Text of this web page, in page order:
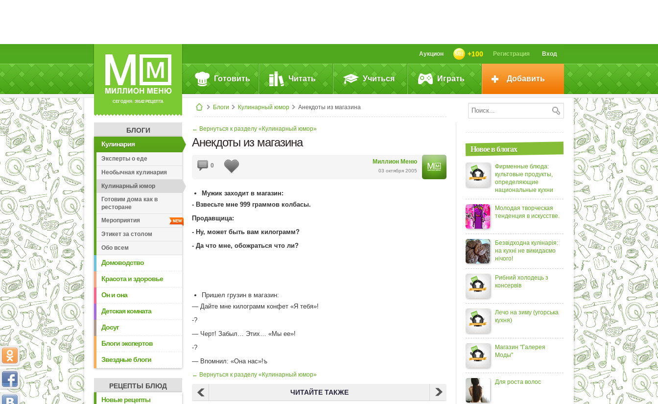
СЕГОДНЯ: 39142 РЕЦЕПТА
Вход
Регистрация
+100
Аукцион
Готовить Читать Учиться Играть Добавить
Блоги Кулинарный юмор Анекдоты из магазина
БЛОГИ
Кулинария
Эксперты о еде
Необычная кулинария
Кулинарный юмор
Готовим дома как в
ресторане
Мероприятия
Этикет за столом
Обо всем
Домоводство
Красота и здоровье
Он и она
Детская комната
Досуг
Блоги экспертов
Звездные блоги
РЕЦЕПТЫ БЛЮД
Новые рецепты
← Вернуться к разделу «Кулинарный юмор»
Анекдоты из магазина
Миллион Меню
03 октября 2005
0
Мужик заходит в магазин:
- Взвесьте мне 999 граммов колбасы.
Продавщица:
- Ну, может быть вам килограмм?
- Да что мне, обожраться что ли?
Пришел грузин в магазин:
— Дайте мне килограмм конфет «Я тебя»!
-?
— Черт! Забыл… Этих… «Мы ее»!
-?
— Впомнил: «Она нас»!ъ
← Вернуться к разделу «Кулинарный юмор»
ЧИТАЙТЕ ТАКЖЕ
Новое в блогах
Фирменные блюда:
культовые продукты,
определяющие
национальные кухни
Молодая творческая
тенденция в искусстве.
Безвідходна кулінарія:
на кухні не викидаємо
нічого!
Рибний холодець з
консервів
Лечо на зиму (угорська
кухня)
Магазин "Галерея
Моды"
Для роста волос